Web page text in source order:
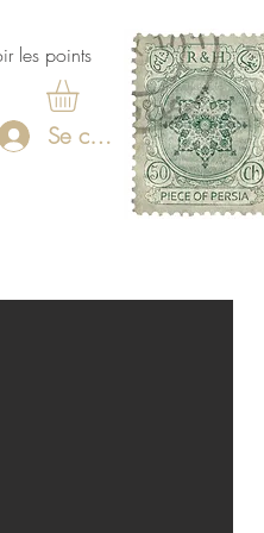
les points
Se connecter